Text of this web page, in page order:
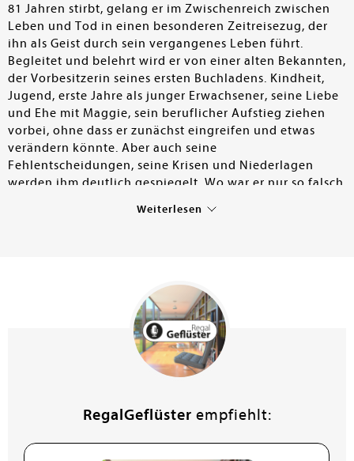
81 Jahren stirbt, gelang er im Zwischenreich zwischen
Leben und Tod in einen besonderen Zeitreisezug, der
ihn als Geist durch sein vergangenes Leben führt.
Begleitet und belehrt wird er von einer alten Bekannten,
der Vorbesitzerin seines ersten Buchladens. Kindheit,
Jugend, erste Jahre als junger Erwachsener, seine Liebe
und Ehe mit Maggie, sein beruflicher Aufstieg ziehen
vorbei, ohne dass er zunächst eingreifen und etwas
verändern könnte. Aber auch seine
Fehlentscheidungen, seine Krisen und Niederlagen
werden ihm deutlich gespiegelt. Wo war er nur so falsch
Karriere/Geld mehr wert als die Familie und
nach Geld und Anerkennung oder Zeit für seine
Liebsten und echte Anteilnahme? Eine weitere
Hommage an Geschichten und Literatur, die
Lebensbegleitung schenken können. Vermischt mit
gutgemeinten Ratschlägen und gängigen
Kalendersprüchen, präsentiert die Geschichte gute
21/422) werden auch hier auf ihre Kosten kommen mit
einer niederschwelligen philosophischen
Lebensbetrachtung, die auf den Wert von Familie und
Weiterlesen
RegalGeflüster empfiehlt: